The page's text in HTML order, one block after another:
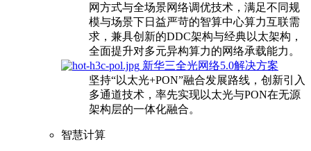
网方式与全场景网络调优技术，满足不同规
模与场景下日益严苛的智算中心算力互联需
求，兼具创新的DDC架构与经典以太架构，
全面提升对多元异构算力的网络承载能力。
新华三全光网络5.0解决方案
坚持“以太光+PON”融合发展路线，创新引入
多通道技术，率先实现以太光与PON在无源
架构层的一体化融合。
智慧计算